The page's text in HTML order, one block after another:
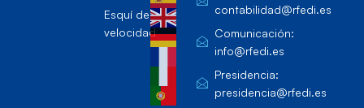
Esquí de
velocidad
contabilidad@rfedi.es
Comunicación:
info@rfedi.es
Presidencia:
presidencia@rfedi.es